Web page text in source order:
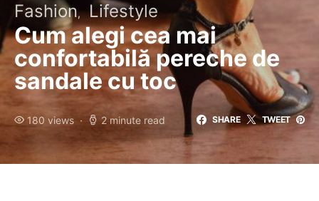
Fashion Lifestyle
Cum alegi cea mai
confortabilă pereche de
sandale cu toc
180 views 2 minute read SHARE TWEET